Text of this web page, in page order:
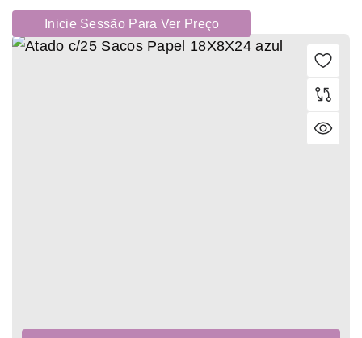
Inicie Sessão Para Ver Preço